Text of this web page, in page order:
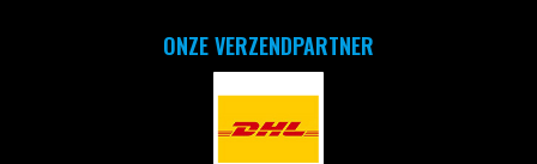
ONZE VERZENDPARTNER